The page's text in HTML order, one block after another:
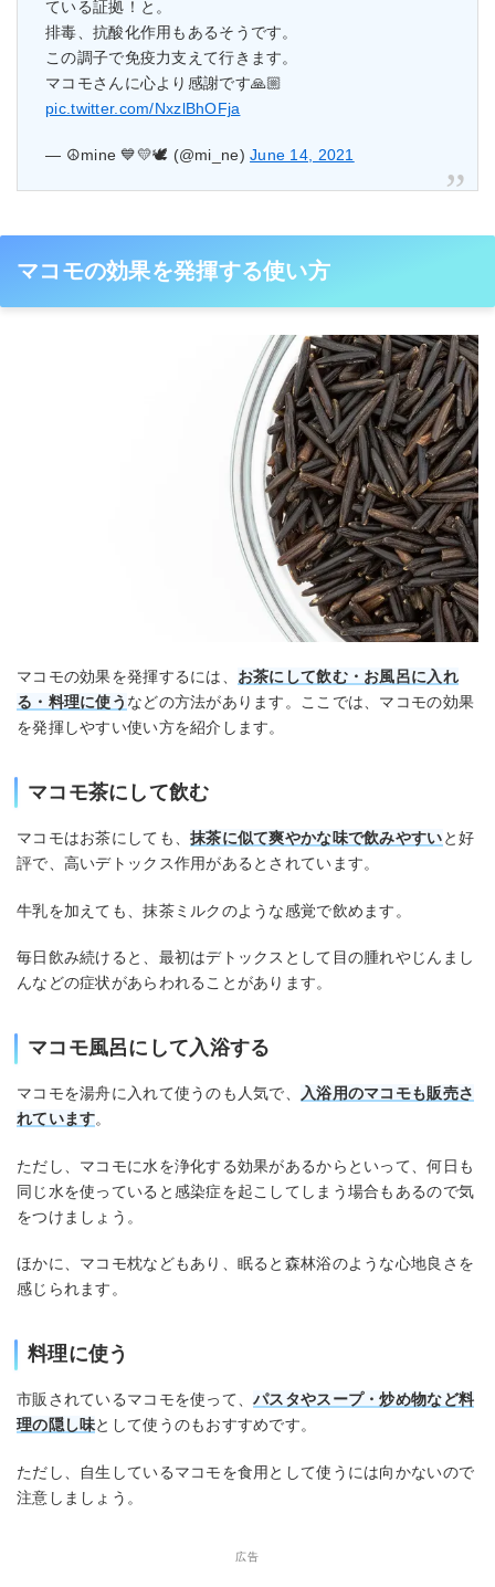
ている証拠！と。
排毒、抗酸化作用もあるそうです。
この調子で免疫力支えて行きます。
マコモさんに心より感謝です🙏🏼
pic.twitter.com/NxzlBhOFja
— ☮️mine 💙💛🕊 (@mi_ne)June 14, 2021
マコモの効果を発揮する使い方
マコモの効果を発揮するには、 お茶にして飲む・お風呂に入れ
る・料理に使う などの方法があります。ここでは、マコモの効果
を発揮しやすい使い方を紹介します。
マコモ茶にして飲む
マコモはお茶にしても、抹茶に似て爽やかな味で飲みやすいと好
評で、高いデトックス作用があるとされています。
牛乳を加えても、抹茶ミルクのような感覚で飲めます。
毎日飲み続けると、最初はデトックスとして目の腫れやじんまし
んなどの症状があらわれることがあります。
マコモ風呂にして入浴する
マコモを湯舟に入れて使うのも人気で、
入浴用のマコモも販売さ
れています。
ただし、マコモに水を浄化する効果があるからといって、何日も
同じ水を使っていると感染症を起こしてしまう場合もあるので気
をつけましょう。
ほかに、マコモ枕などもあり、眠ると森林浴のような心地良さを
感じられます。
料理に使う
市販されているマコモを使って、パスタやスープ・炒め物など料
理の隠し味として使うのもおすすめです。
ただし、自生しているマコモを食用として使うには向かないので
注意しましょう。
広告